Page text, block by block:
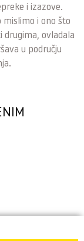
i izazove.
mislimo i ono što
drugima, ovladala
u području